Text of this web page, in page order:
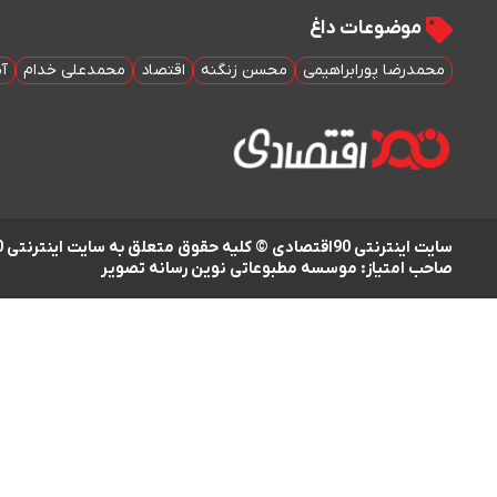
موضوعات داغ
محمدرضا پورابراهیمی محسن زنگنه اقتصاد محمدعلی خدام
سایت اینترنتی 90اقتصادی © کلیه حقوق متعلق به سایت اینترنتی 90اقتصادی است
صاحب امتیاز: موسسه مطبوعاتی نوین رسانه تصویر